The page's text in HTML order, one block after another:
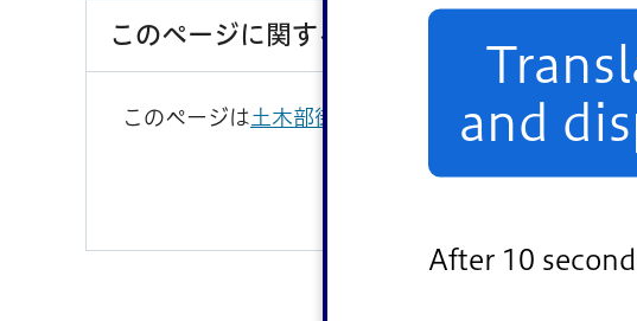
and
After 10
このページに関するお問い合わせ
このページは土木部街路橋梁課 が担当しています。